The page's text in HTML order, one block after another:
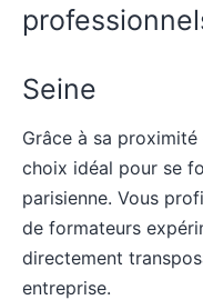
Seine
Grâce à sa
choix idéal pour se
parisienne. Vous
de formateurs
directement
entreprise.